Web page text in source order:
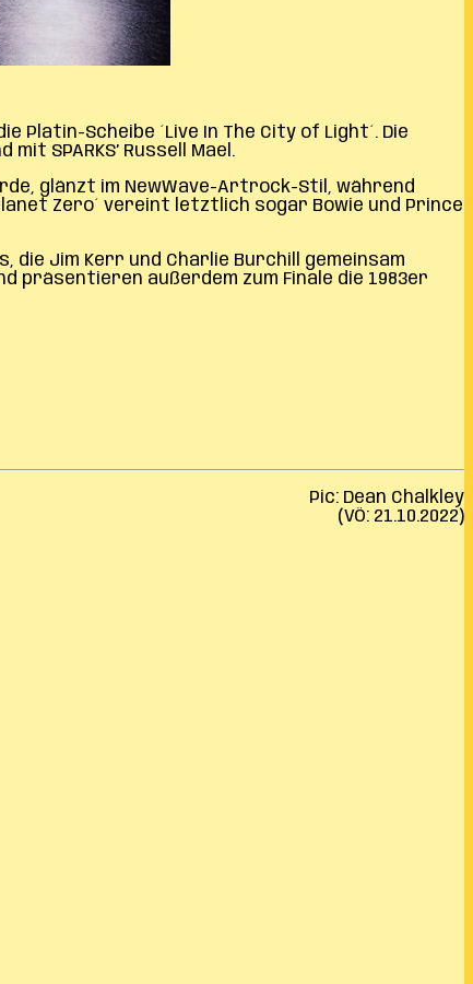
Scheibe ´Live In The City of Light´. Die
SPARKS’ Russell Mael.
glänzt im NewWave-Artrock-Stil, während
Zero´ vereint letztlich sogar Bowie und Prince
die Jim Kerr und Charlie Burchill gemeinsam
präsentieren außerdem zum Finale die 1983er
Pic: Dean Chalkley
(VÖ: 21.10.2022)